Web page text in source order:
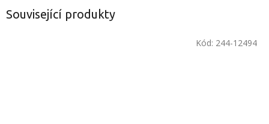
Související produkty
Kód: 244-12494